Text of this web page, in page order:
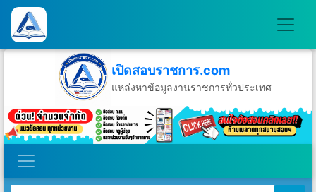
เปิดสอบราชการ.com
แหล่งหาข้อมูลงานราชการทั่วประเทศ
วันเสาร์ที่ 8 เดือนสิงหาคม พ.ศ.2569